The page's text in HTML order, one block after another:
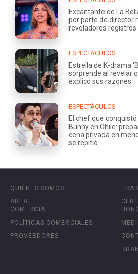
Excantante de La
por parte de director
reveladores registros
ESPECTÁCULOS
Estrella de K-drama
sorprende al revelar
explicó sus razones
ESPECTÁCULOS
El chef que
Bunny en Chile:
cena privada en
se repitió
QUIÉNES SOMOS
ÁREA
COMERCIAL
POLÍTICAS COMERCIALES
PROVEEDORES